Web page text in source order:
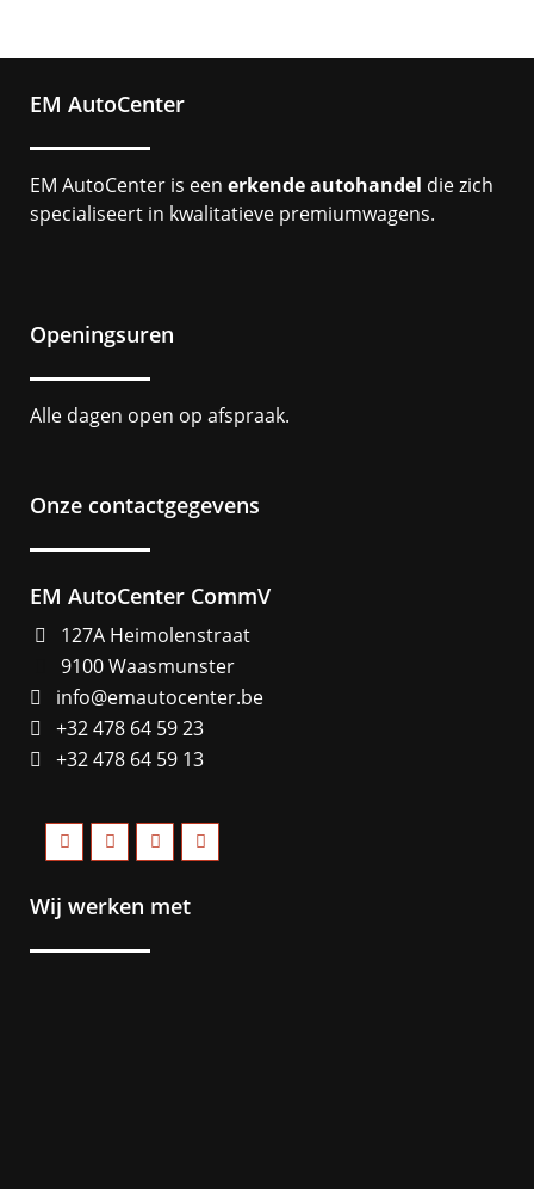
EM AutoCenter
EM AutoCenter is een erkende autohandel die zich
specialiseert in kwalitatieve premiumwagens.
Openingsuren
Alle dagen open op afspraak.
Onze contactgegevens
EM AutoCenter CommV
127A Heimolenstraat
9100 Waasmunster
info@emautocenter.be
+32 478 64 59 23
+32 478 64 59 13
Wij werken met